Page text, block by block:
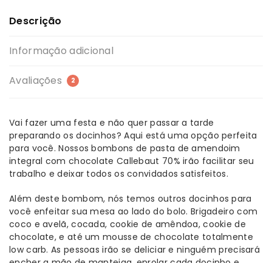
Descrição
Informação adicional
Avaliações 2
Vai fazer uma festa e não quer passar a tarde
preparando os docinhos? Aqui está uma opção perfeita
para você. Nossos bombons de pasta de amendoim
integral com chocolate Callebaut 70% irão facilitar seu
trabalho e deixar todos os convidados satisfeitos.
Além deste bombom, nós temos outros docinhos para
você enfeitar sua mesa ao lado do bolo. Brigadeiro com
coco e avelã, cocada, cookie de amêndoa, cookie de
chocolate, e até um mousse de chocolate totalmente
low carb. As pessoas irão se deliciar e ninguém precisará